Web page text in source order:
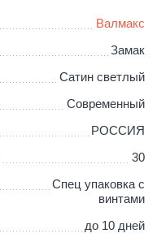
Валмакс
Замак
Сатин светлый
Современный
РОССИЯ
30
Спец упаковка с
винтами
до 10 дней